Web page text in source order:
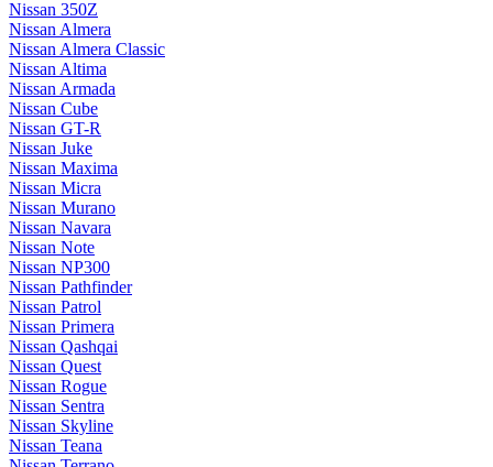
Nissan 350Z
Nissan Almera
Nissan Almera Classic
Nissan Altima
Nissan Armada
Nissan Cube
Nissan GT-R
Nissan Juke
Nissan Maxima
Nissan Micra
Nissan Murano
Nissan Navara
Nissan Note
Nissan NP300
Nissan Pathfinder
Nissan Patrol
Nissan Primera
Nissan Qashqai
Nissan Quest
Nissan Rogue
Nissan Sentra
Nissan Skyline
Nissan Teana